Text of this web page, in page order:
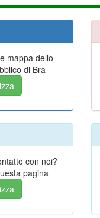
mappa dello
di Bra
con noi?
pagina